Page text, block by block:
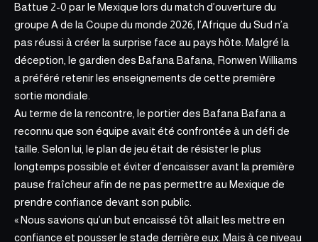
Battue 2-0 par le Mexique lors du match d’ouverture du
groupe A de la Coupe du monde 2026, l’Afrique du Sud n’a
pas réussi à créer la surprise face au pays hôte. Malgré la
déception, le gardien des Bafana Bafana, Ronwen Williams
a préféré retenir les enseignements de cette première
sortie mondiale.
Au terme de la rencontre, le portier des Bafana Bafana a
reconnu que son équipe avait été confrontée à un défi de
taille. Selon lui, le plan de jeu était de résister le plus
longtemps possible et éviter d’encaisser avant la première
pause fraîcheur afin de ne pas permettre au Mexique de
prendre confiance devant son public.
« Nous savions qu’un but encaissé tôt allait les mettre en
confiance et pousser le stade derrière eux. Mais à ce niveau